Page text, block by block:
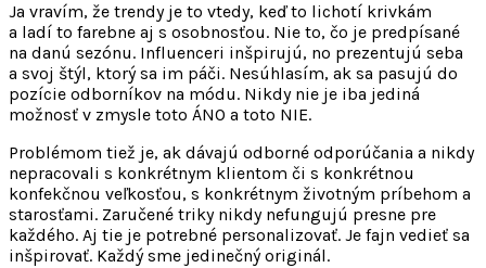
Ja vravím, že trendy je to vtedy, keď to lichotí krivkám
a ladí to farebne aj s osobnosťou. Nie to, čo je predpísané
na danú sezónu. Influenceri inšpirujú, no prezentujú seba
a svoj štýl, ktorý sa im páči. Nesúhlasím, ak sa pasujú do
pozície odborníkov na módu. Nikdy nie je iba jediná
možnosť v zmysle toto ÁNO a toto NIE.
Problémom tiež je, ak dávajú odborné odporúčania a nikdy
nepracovali s konkrétnym klientom či s konkrétnou
konfekčnou veľkosťou, s konkrétnym životným príbehom a
starosťami. Zaručené triky nikdy nefungujú presne pre
každého. Aj tie je potrebné personalizovať. Je fajn vedieť sa
inšpirovať. Každý sme jedinečný originál.